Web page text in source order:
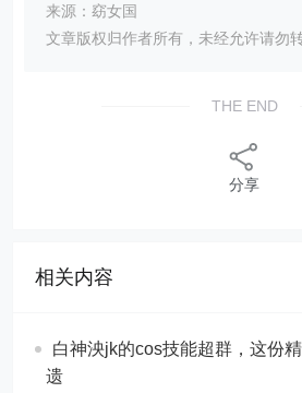
来源：窈女国
文章版权归作者所有，未经允许请勿转
THE END
分享
相关内容
白神泱jk的cos技能超群，这份
遗